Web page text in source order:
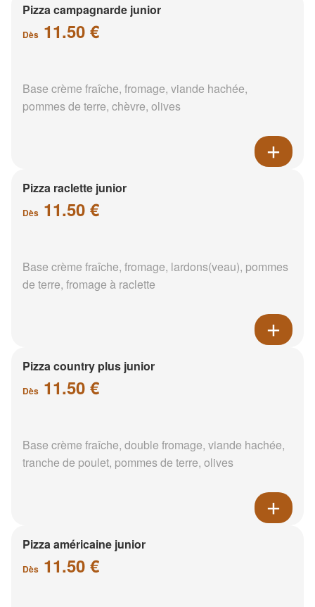
Pizza campagnarde junior
Dès 11.50 €
Base crème fraîche, fromage, viande hachée,
pommes de terre, chèvre, olives
Pizza raclette junior
Dès 11.50 €
Base crème fraîche, fromage, lardons(veau), pommes
de terre, fromage à raclette
Pizza country plus junior
Dès 11.50 €
Base crème fraîche, double fromage, viande hachée,
tranche de poulet, pommes de terre, olives
Pizza américaine junior
Dès 11.50 €